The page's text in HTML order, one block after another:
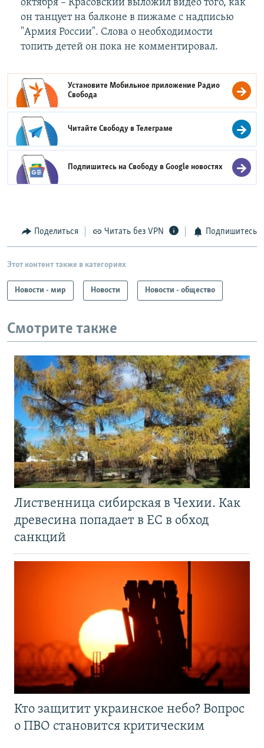
октября – Красовский выложил видео того, как
он танцует на балконе в пижаме с надписью
"Армия России". Слова о необходимости
топить детей он пока не комментировал.
Установите Мобильное приложение Радио
Свобода
Читайте Свободу вТелеграме
Подпишитесь на Свободу вGoogle новостях
Поделиться Читать без VPN Подпишитесь
Этот контент также в категориях
Новости - мир Новости Новости - общество
Смотрите также
Лиственница сибирская в Чехии. Как
древесина попадает в ЕС в обход
санкций
Кто защитит украинское небо? Вопрос
о ПВО становится критическим